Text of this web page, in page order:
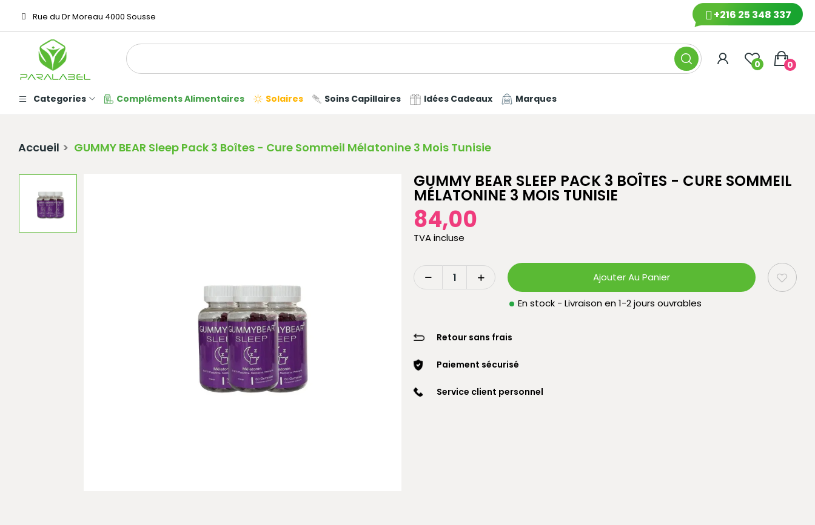
Rue du Dr Moreau 4000 Sousse +216 25 348 337
0 0
Categories Compléments Alimentaires Solaires Soins Capillaires Idées Cadeaux Marques
Accueil GUMMY BEAR Sleep Pack 3 Boîtes - Cure Sommeil Mélatonine 3 Mois Tunisie
GUMMY BEAR SLEEP PACK 3 BOÎTES - CURE SOMMEIL
MÉLATONINE 3 MOIS TUNISIE
84,00
TVA incluse
Ajouter Au Panier
En stock - Livraison en 1-2 jours ouvrables
Retour sans frais
Paiement sécurisé
Service client personnel